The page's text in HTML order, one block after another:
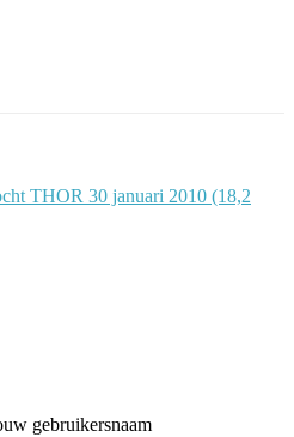
THOR 30 januari 2010 (18,2
gebruikersnaam